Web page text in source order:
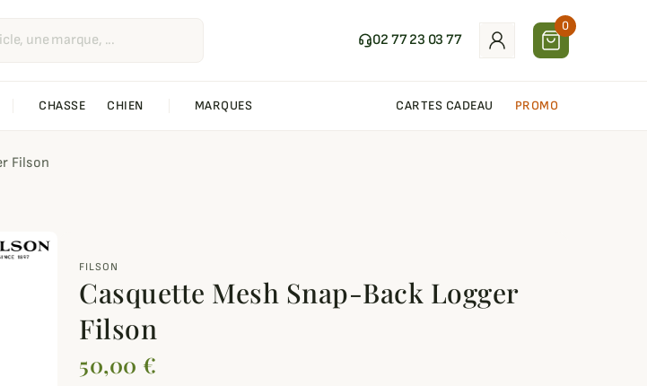
02 77 23 03 77
0
CHASSE CHIEN MARQUES CARTES CADEAU PROMO
Filson
FILSON
Casquette Mesh Snap-Back Logger
Filson
50,00 €